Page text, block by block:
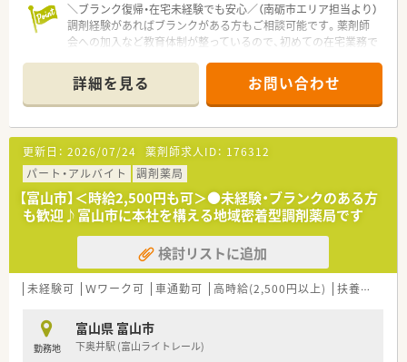
＼ブランク復帰・在宅未経験でも安心／（南砺市エリア担当より）
調剤経験があればブランクがある方もご相談可能です。薬剤師
会への加入など教育体制が整っているので、初めての在宅業務で
【店舗情報と応需状況について】
■最寄り駅から徒歩8分と通勤しやすく、車通勤も可能となって
いるため、ご自身の生活スタイルに合わせた通勤が可能です。
■近隣のクリニックから内科や循環器科の処方箋を1日あたり
50枚から60枚ほど応需しており、落ち着いて業務に取り組めま
す。
■外来調剤に加えて居宅の患者様への在宅業務も実施しており、
地域医療にしっかりと貢献できる体制が整っている店舗です。
【法人特徴について】
■調剤薬局の運営だけでなく、将来的にご自身の薬局を持ちたい
と考える薬剤師へ向けた独立開局支援事業にも取り組んでいま
す。
り、資金繰りや店舗立ち上げなどのノウハウを学ぶことができま
す。
■自他共栄の精神を大切にしており、同じ志を持つ仲間同士で互
詳細を見る お問い合わせ
更新日： 2026/07/24 薬剤師求人ID： 176312
パート・アルバイト
調剤薬局
【富山市】＜時給2,500円も可＞●未経験・ブランクのある方
も歓迎♪富山市に本社を構える地域密着型調剤薬局です
検討リストに追加
未経験可 Ｗワーク可 車通勤可 高時給(2,500円以上) 扶養内勤務OK
勤務地
富山県 富山市
下奥井駅 (富山ライトレール)